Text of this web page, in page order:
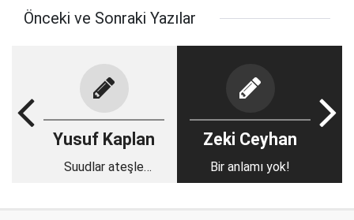
Önceki ve Sonraki Yazılar
Yusuf Kaplan
Suudlar ateşle
Zeki Ceyhan
Bir anlamı yok!